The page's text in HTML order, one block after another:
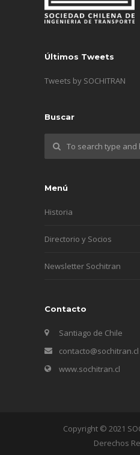
Últimos Tweets
Tweets by SOCHITRAN
Buscar
Menú
Historia
Directorio y Socios
Newsletter Sochitran
Contacto
Santiago de Chile
contacto@sochitran.cl
www.sochitran.cl
Copyright © 2021
Derechos